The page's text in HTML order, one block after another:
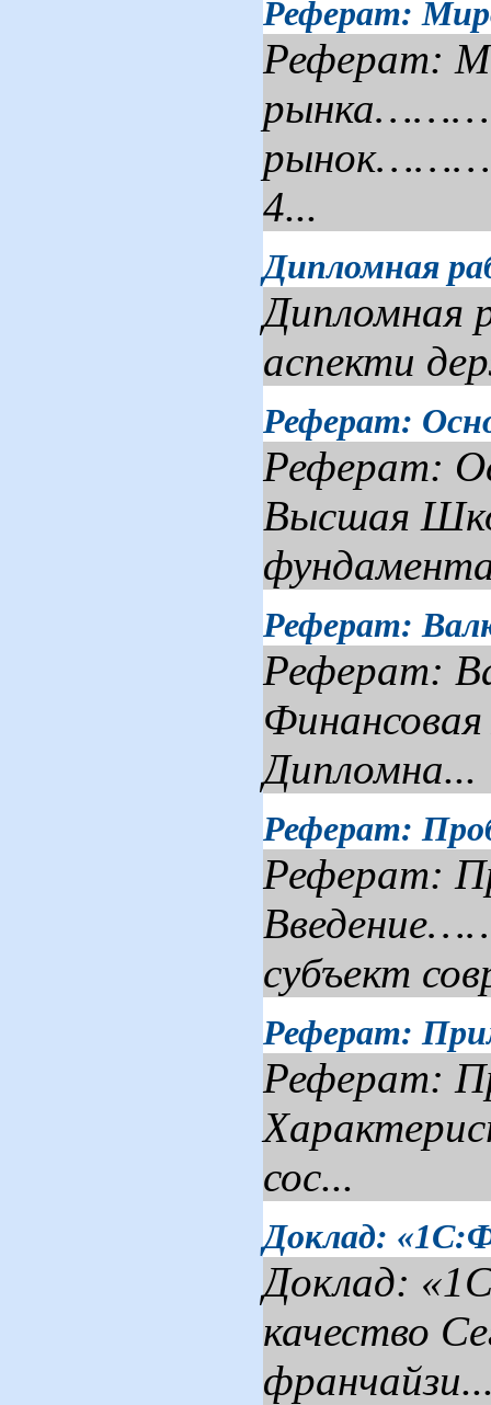
Реферат:
Реферат:
4...
Дипломная
Дипломная
аспекти
Реферат:
Реферат:
Высшая
Реферат:
Реферат:
Дипломна...
Реферат:
Реферат:
субъект
Реферат:
Реферат:
сос...
Доклад:
Доклад:
качество